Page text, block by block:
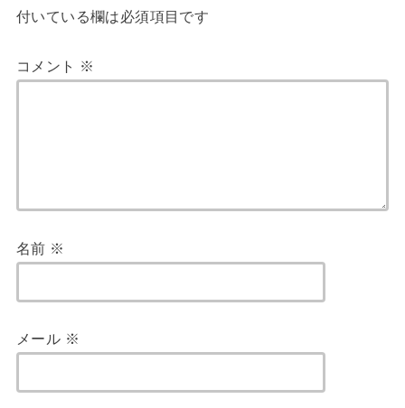
付いている欄は必須項目です
コメント ※
名前 ※
メール ※